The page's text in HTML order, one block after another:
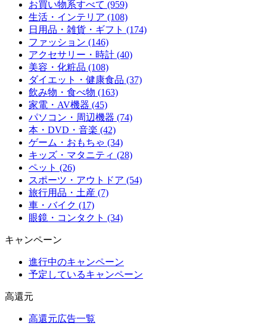
お買い物系すべて (959)
生活・インテリア (108)
日用品・雑貨・ギフト (174)
ファッション (146)
アクセサリー・時計 (40)
美容・化粧品 (108)
ダイエット・健康食品 (37)
飲み物・食べ物 (163)
家電・AV機器 (45)
パソコン・周辺機器 (74)
本・DVD・音楽 (42)
ゲーム・おもちゃ (34)
キッズ・マタニティ (28)
ペット (26)
スポーツ・アウトドア (54)
旅行用品・土産 (7)
車・バイク (17)
眼鏡・コンタクト (34)
キャンペーン
進行中のキャンペーン
予定しているキャンペーン
高還元
高還元広告一覧